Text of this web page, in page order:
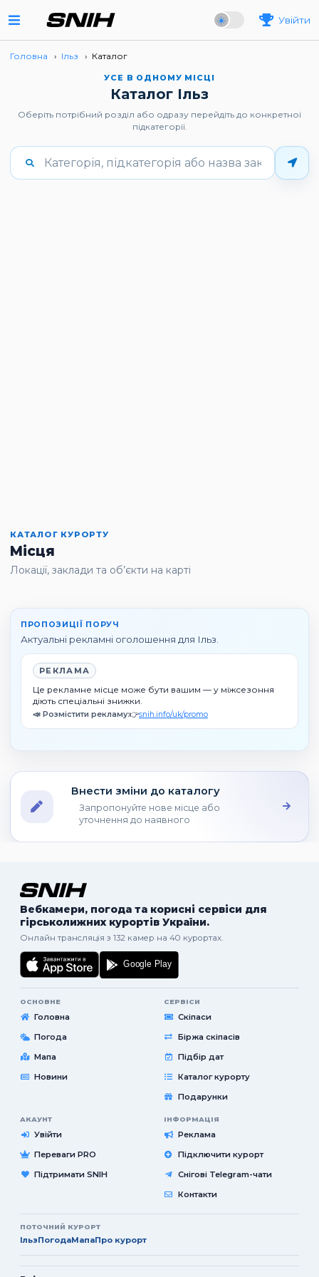
Увійти
Головна › Ільз › Каталог
УСЕ В ОДНОМУ МІСЦІ
Каталог Ільз
Оберіть потрібний розділ або одразу перейдіть до конкретної
підкатегорії.
КАТАЛОГ КУРОРТУ
Місця
Локації, заклади та об’єкти на карті
ПРОПОЗИЦІЇ ПОРУЧ
Актуальні рекламні оголошення для Ільз.
РЕКЛАМА
Це рекламне місце може бути вашим — у міжсезоння
діють спеціальні знижки.
📣 Розмістити рекламу:👉snih.info/uk/promo
Внести зміни до каталогу
Запропонуйте нове місце або
уточнення до наявного
Вебкамери, погода та корисні сервіси для
гірськолижних курортів України.
Онлайн трансляція з 132 камер на 40 курортах.
ОСНОВНЕ
Головна
Погода
Мапа
Новини
СЕРВІСИ
Скіпаси
Біржа скіпасів
Підбір дат
Каталог курорту
Подарунки
АКАУНТ
Увійти
Переваги PRO
Підтримати SNIH
ІНФОРМАЦІЯ
Реклама
Підключити курорт
Снігові Telegram-чати
Контакти
ПОТОЧНИЙ КУРОРТ
ІльзПогодаМапаПро курорт